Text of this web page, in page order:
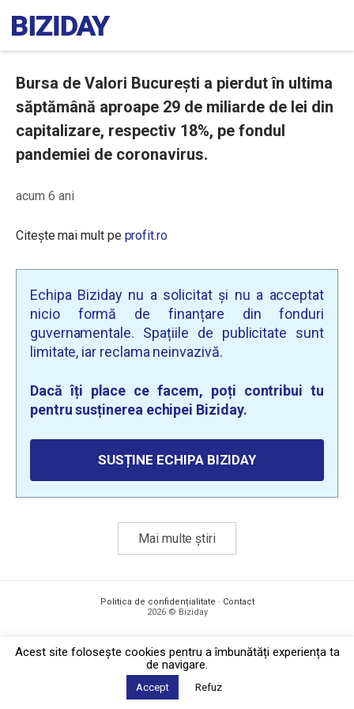
Bursa de Valori București a pierdut în ultima
săptămână aproape 29 de miliarde de lei din
capitalizare, respectiv 18%, pe fondul
pandemiei de coronavirus.
acum 6 ani
Citește mai mult pe profit.ro
Echipa Biziday nu a solicitat și nu a acceptat
nicio formă de finanțare din fonduri
guvernamentale. Spațiile de publicitate sunt
limitate, iar reclama neinvazivă.
Dacă îți place ce facem, poți contribui tu
pentru susținerea echipei Biziday.
SUSȚINE ECHIPA BIZIDAY
Mai multe știri
Politica de confidențialitate · Contact
2026 © Biziday
Acest site foloseşte cookies pentru a îmbunătăți experiența ta
de navigare.
Accept Refuz